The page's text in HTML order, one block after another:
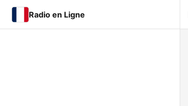
Radio en Ligne